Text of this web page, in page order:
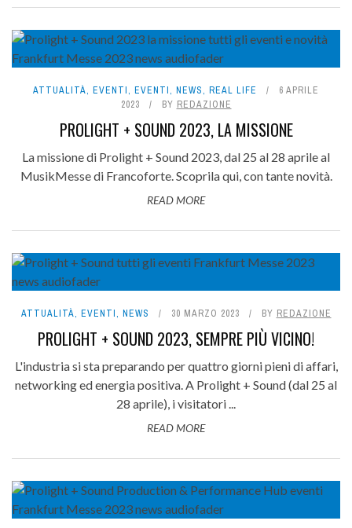
ATTUALITÀ, EVENTI, EVENTI, NEWS, REAL LIFE
6 APRILE
2023
BY REDAZIONE
PROLIGHT + SOUND 2023, LA MISSIONE
La missione di Prolight + Sound 2023, dal 25 al 28 aprile al
MusikMesse di Francoforte. Scoprila qui, con tante novità.
READ MORE
ATTUALITÀ, EVENTI, NEWS 30 MARZO 2023 BY REDAZIONE
PROLIGHT + SOUND 2023, SEMPRE PIÙ VICINO!
L'industria si sta preparando per quattro giorni pieni di affari,
networking ed energia positiva. A Prolight + Sound (dal 25 al
28 aprile), i visitatori ...
READ MORE